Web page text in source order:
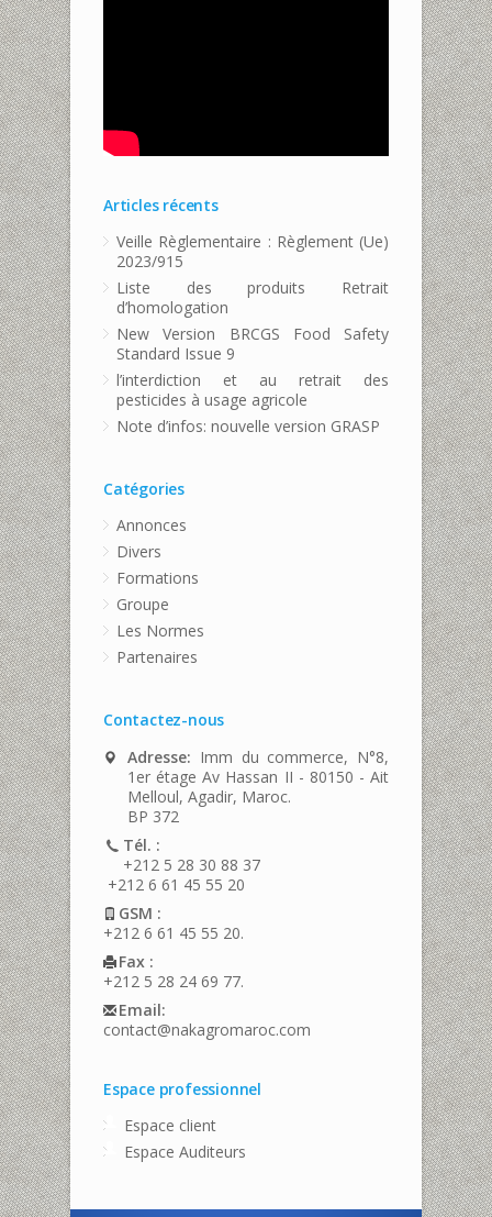
Articles récents
Veille Règlementaire : Règlement (Ue)
2023/915
Liste des produits Retrait
d’homologation
New Version BRCGS Food Safety
Standard Issue 9
l’interdiction et au retrait des
pesticides à usage agricole
Note d’infos: nouvelle version GRASP
Catégories
Annonces
Divers
Formations
Groupe
Les Normes
Partenaires
Contactez-nous
Adresse: Imm du commerce, N°8,
1er étage Av Hassan II - 80150 - Ait
Melloul, Agadir, Maroc.
BP 372
Tél. :
+212 5 28 30 88 37
+212 6 61 45 55 20
GSM :
+212 6 61 45 55 20.
Fax :
+212 5 28 24 69 77.
Email:
contact@nakagromaroc.com
Espace professionnel
Espace client
Espace Auditeurs